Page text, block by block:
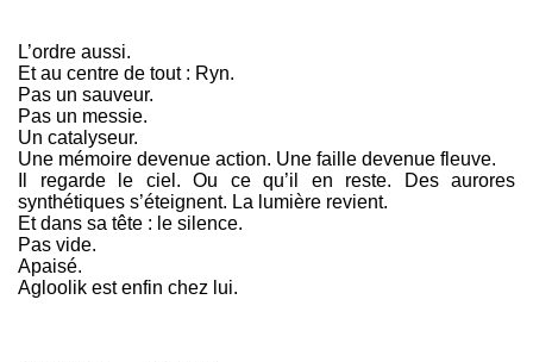
L’ordre aussi.
Et au centre de tout : Ryn.
Pas un sauveur.
Pas un messie.
Un catalyseur.
Une mémoire devenue action. Une faille devenue fleuve.
Il regarde le ciel. Ou ce qu’il en reste. Des aurores
synthétiques s’éteignent. La lumière revient.
Et dans sa tête : le silence.
Pas vide.
Apaisé.
Agloolik est enfin chez lui.